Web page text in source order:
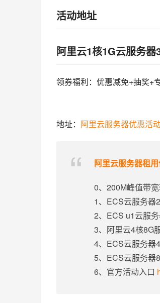
活动地址
阿里云1核1G云服务器
领券福利：优惠减免+抽奖+
地址： 阿里云服务器优惠活
阿里云服务器租
0、200M峰值带
1、ECS云服务器
2、ECS u1云服
3、阿里云4核8G
4、ECS云服务器
5、ECS云服务器
6、官方活动入口